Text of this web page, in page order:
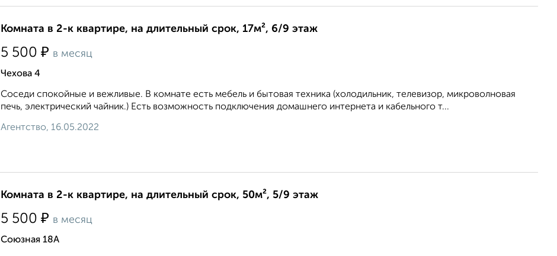
Комната в 2-к квартире, на длительный срок, 17м², 6/9 этаж
5 500 ₽ в месяц
Чехова 4
Соседи спокойные и вежливые. В комнате есть мебель и бытовая техника (холодильник, телевизор, микроволновая
печь, электрический чайник.) Есть возможность подключения домашнего интернета и кабельного т...
Агентство, 16.05.2022
Комната в 2-к квартире, на длительный срок, 50м², 5/9 этаж
5 500 ₽ в месяц
Союзная 18А